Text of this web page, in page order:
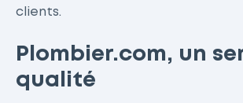
clients.
Plombier.com, un
qualité